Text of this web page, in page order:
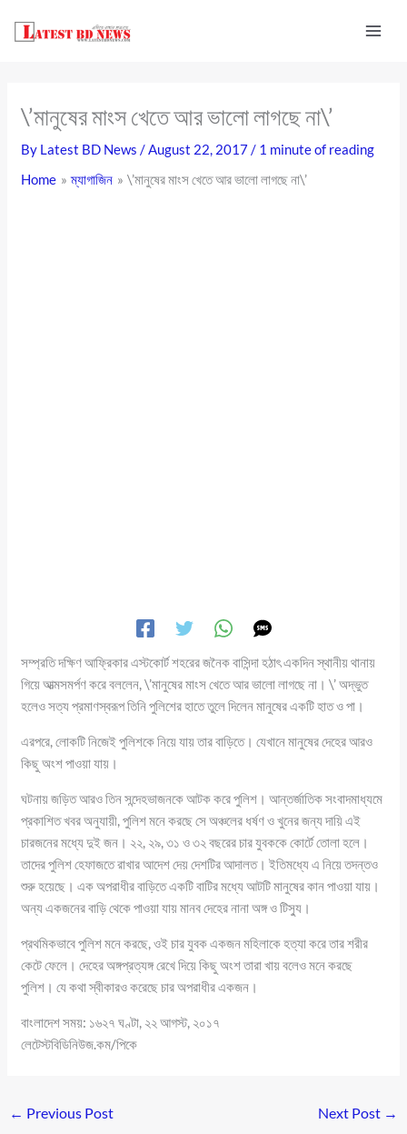
\’মানুষের মাংস খেতে আর ভালো লাগছে না\’
By Latest BD News/August 22, 2017/ 1 minute of reading
Home
ম্যাগাজিন \’মানুষের মাংস খেতে আর ভালো লাগছে না\’
সম্প্রতি দক্ষিণ আফ্রিকার এস্টকোর্ট শহরের জনৈক বাসিন্দা হঠাৎ একদিন স্থানীয় থানায়
গিয়ে আত্মসমর্পণ করে বললেন, \’মানুষের মাংস খেতে আর ভালো লাগছে না। \’ অদ্ভুত
হলেও সত্য প্রমাণস্বরূপ তিনি পুলিশের হাতে তুলে দিলেন মানুষের একটি হাত ও পা।
এরপরে, লোকটি নিজেই পুলিশকে নিয়ে যায় তার বাড়িতে। যেখানে মানুষের দেহের আরও
কিছু অংশ পাওয়া যায়।
ঘটনায় জড়িত আরও তিন সন্দেহভাজনকে আটক করে পুলিশ। আন্তর্জাতিক সংবাদমাধ্যমে
প্রকাশিত খবর অনুযায়ী, পুলিশ মনে করছে সে অঞ্চলের ধর্ষণ ও খুনের জন্য দায়ি এই
চারজনের মধ্যে দুই জন। ২২, ২৯, ৩১ ও ৩২ বছরের চার যুবককে কোর্টে তোলা হলে।
তাদের পুলিশ হেফাজতে রাখার আদেশ দেয় দেশটির আদালত। ইতিমধ্যে এ নিয়ে তদন্তও
শুরু হয়েছে। এক অপরাধীর বাড়িতে একটি বাটির মধ্যে আটটি মানুষের কান পাওয়া যায়।
অন্য একজনের বাড়ি থেকে পাওয়া যায় মানব দেহের নানা অঙ্গ ও টিস্যু।
প্রথমিকভাবে পুলিশ মনে করছে, ওই চার যুবক একজন মহিলাকে হত্যা করে তার শরীর
কেটে ফেলে। দেহের অঙ্গপ্রত্যঙ্গ রেখে দিয়ে কিছু অংশ তারা খায় বলেও মনে করছে
পুলিশ। যে কথা স্বীকারও করেছে চার অপরাধীর একজন।
বাংলাদেশ সময়: ১৬২৭ ঘণ্টা, ২২ আগস্ট, ২০১৭
লেটেস্টবিডিনিউজ.কম/পিকে
← Previous Post Next Post →